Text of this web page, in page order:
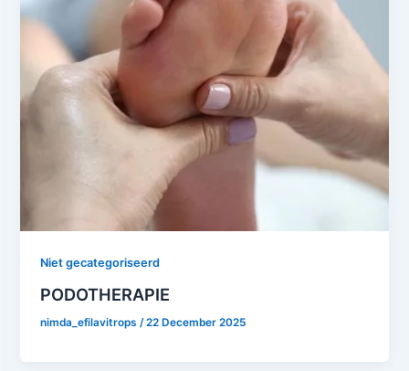
Niet gecategoriseerd
PODOTHERAPIE
nimda_efilavitrops/22 December 2025